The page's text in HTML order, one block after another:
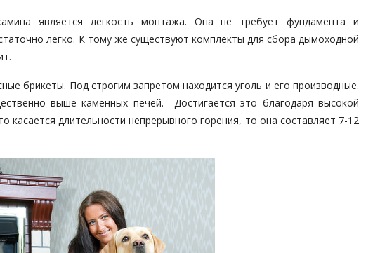
является легкость монтажа. Она не требует фундамента и
легко. К тому же существуют комплекты для сбора дымоходной
брикеты. Под строгим запретом находится уголь и его производные.
выше каменных печей. Достигается это благодаря высокой
касается длительности непрерывного горения, то она составляет 7-12